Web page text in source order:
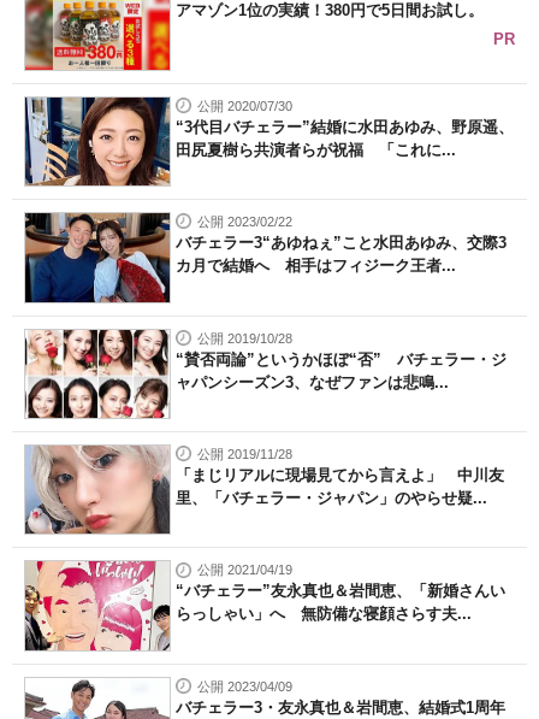
アマゾン1位の実績！380円で5日間お試し。
PR
公開 2020/07/30
“3代目バチェラー”結婚に水田あゆみ、野原遥、
田尻夏樹ら共演者らが祝福 「これに...
公開 2023/02/22
バチェラー3“あゆねぇ”こと水田あゆみ、交際3
カ月で結婚へ 相手はフィジーク王者...
公開 2019/10/28
“賛否両論”というかほぼ“否” バチェラー・ジ
ャパンシーズン3、なぜファンは悲鳴...
公開 2019/11/28
「まじリアルに現場見てから言えよ」 中川友
里、「バチェラー・ジャパン」のやらせ疑...
公開 2021/04/19
“バチェラー”友永真也＆岩間恵、「新婚さんい
らっしゃい」へ 無防備な寝顔さらす夫...
公開 2023/04/09
バチェラー3・友永真也＆岩間恵、結婚式1周年